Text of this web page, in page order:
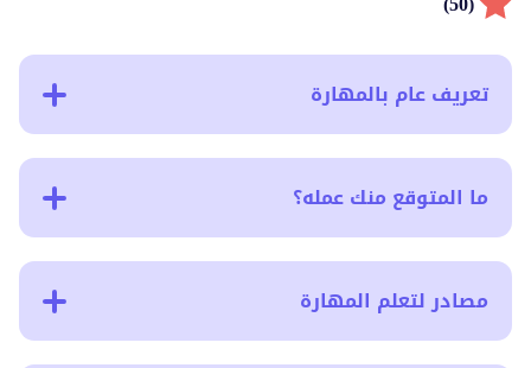
تعريف عام بالمهارة
ما المتوقع منك عمله؟
مصادر لتعلم المهارة